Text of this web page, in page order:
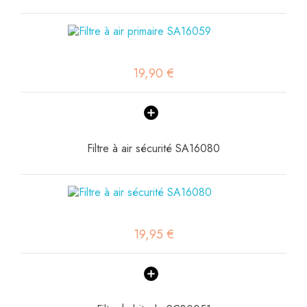
19,90 €
Filtre à air sécurité SA16080
19,95 €